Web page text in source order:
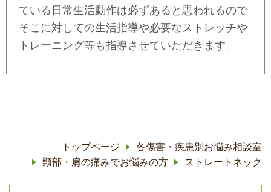
ている日常生活動作は必ずあると思われるので
そこに対しての生活指導や必要なストレッチや
トレーニング等も指導させていただきます。
トップページ
各傷害・疾患別お悩み相談室
頸部・肩の痛みでお悩みの方
ストレートネック